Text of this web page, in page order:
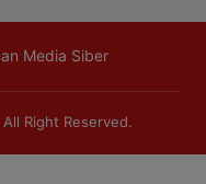
Media Siber
All Right Reserved.